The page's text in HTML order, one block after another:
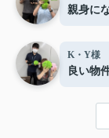
親身に
K・Y様
良い物